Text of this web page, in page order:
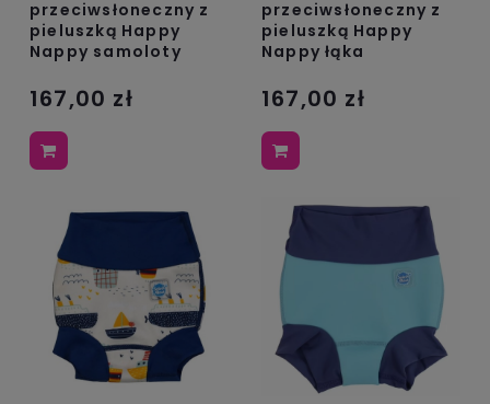
przeciwsłoneczny z
pieluszką Happy
Nappy samoloty
167,00 zł
przeciwsłoneczny z
pieluszką Happy
Nappy łąka
167,00 zł